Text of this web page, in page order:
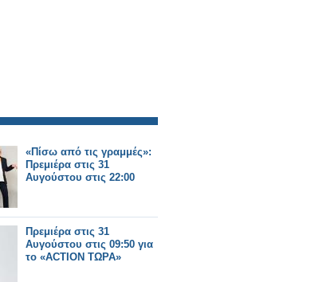
«Πίσω από τις γραμμές»:
Πρεμιέρα στις 31
Αυγούστου στις 22:00
Πρεμιέρα στις 31
Αυγούστου στις 09:50 για
το «ACTION ΤΩΡΑ»